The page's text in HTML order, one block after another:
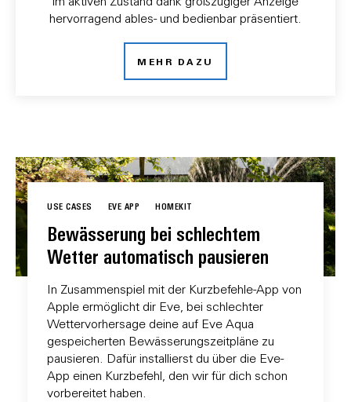
hervorragend ables- und bedienbar präsentiert.
MEHR DAZU
USE CASES EVE APP HOMEKIT
Bewässerung bei schlechtem
Wetter automatisch pausieren
In Zusammenspiel mit der Kurzbefehle-App von
Apple ermöglicht dir Eve, bei schlechter
Wettervorhersage deine auf Eve Aqua
gespeicherten Bewässerungszeitpläne zu
pausieren. Dafür installierst du über die Eve-
App einen Kurzbefehl, den wir für dich schon
vorbereitet haben.